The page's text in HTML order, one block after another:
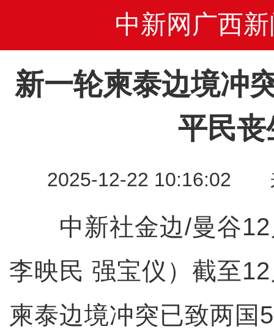
中新网广西新
新一轮柬泰边境冲
平民丧
2025-12-22 10:16:02
中新社金边/曼谷12
李映民 强宝仪）截至
柬泰边境冲突已致两国